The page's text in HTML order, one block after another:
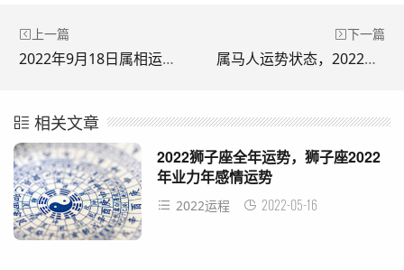
上一篇
2022年9月18日属相运势与特吉生肖
下一篇
属马人运势状态，2022年属马人的全年运势
相关文章
2022狮子座全年运势，狮子座2022
年业力年感情运势
2022运程 2022-05-16